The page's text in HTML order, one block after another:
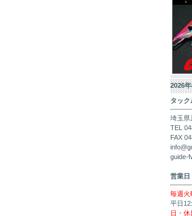
2026
タッ
埼玉県
TEL
FAX
guide-
営業日
毎週火
平日
日・休